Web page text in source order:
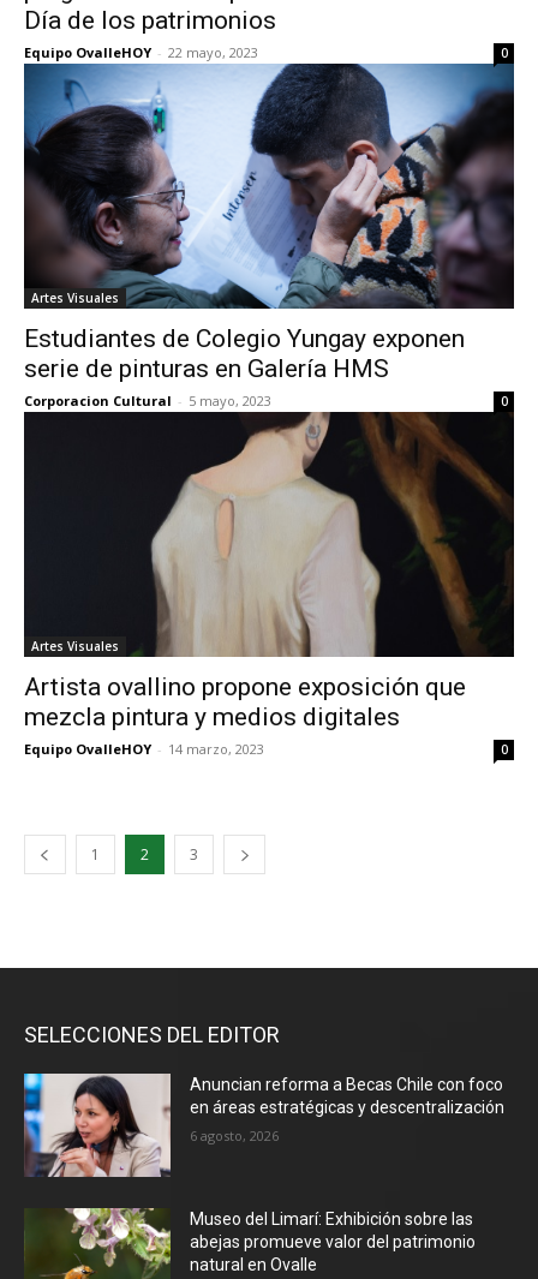
Día de los patrimonios
Equipo OvalleHOY - 22 mayo, 2023 0
Artes Visuales
Estudiantes de Colegio Yungay exponen
serie de pinturas en Galería HMS
Corporacion Cultural - 5 mayo, 2023 0
Artes Visuales
Artista ovallino propone exposición que
mezcla pintura y medios digitales
Equipo OvalleHOY - 14 marzo, 2023 0
1 2 3
SELECCIONES DEL EDITOR
Anuncian reforma a Becas Chile con foco
en áreas estratégicas y descentralización
6 agosto, 2026
Museo del Limarí: Exhibición sobre las
abejas promueve valor del patrimonio
natural en Ovalle